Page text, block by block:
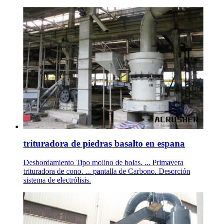
trituradora de piedras basalto en espana
Desbordamiento Tipo molino de bolas. ... Primavera
trituradora de cono. ... pantalla de Carbono. Desorción
sistema de electrólisis.